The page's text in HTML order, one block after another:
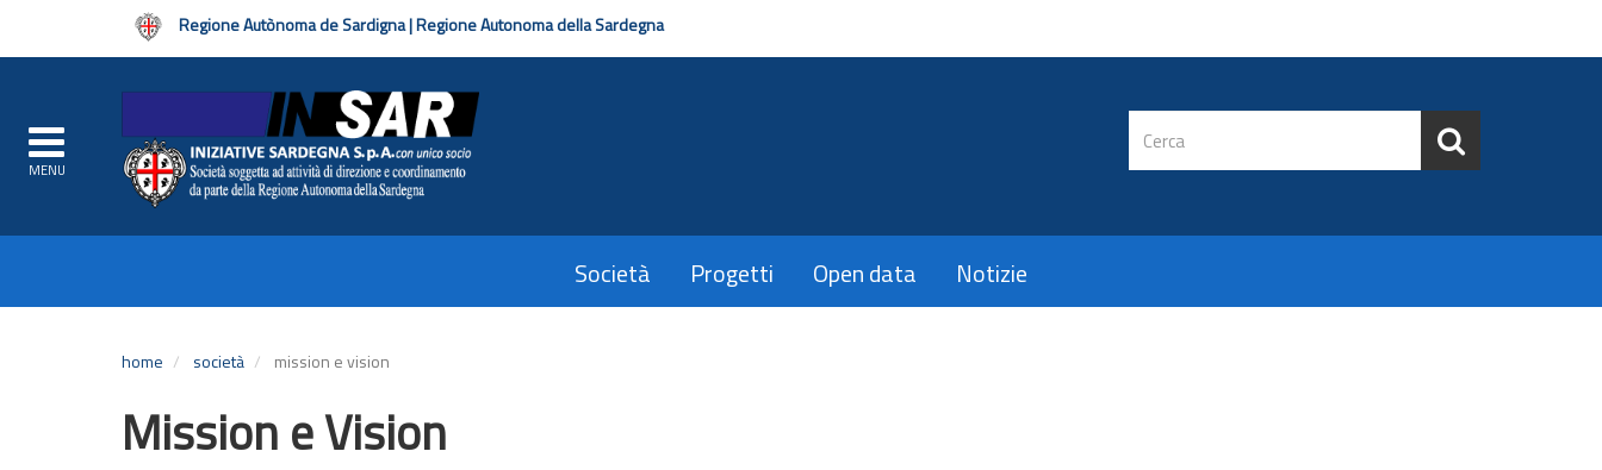
Regione Autònoma de Sardigna | Regione Autonoma della Sardegna
MENU
principale
Società Progetti Open data Notizie
home società mission e vision
Mission e Vision